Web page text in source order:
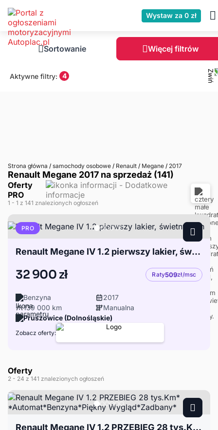
Wystaw za 0 zł
Sortowanie Więcej filtrów
Aktywne filtry: 4
Strona główna / samochody osobowe / Renault / Megane / 2017
Renault Megane 2017 na sprzedaż (141)
Oferty
PRO
1 - 1 z 141 znalezionych ogłoszeń
PRO
Renault Megane IV 1.2 pierwszy lakier, świetny stan
32 900 zł Raty509zł/msc
Benzyna
2017
139 000 km
Manualna
Pruszowice (Dolnośląskie)
Zobacz oferty:
Oferty
2 - 24 z 141 znalezionych ogłoszeń
Renault Megane IV 1.2 PRZEBIEG 28 tys.Km* *Automat*Benzyna*Piękny Wygląd*Zadbany*